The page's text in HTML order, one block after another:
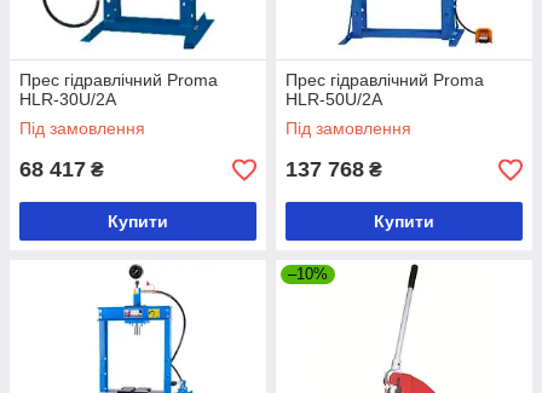
Прес гідравлічний Proma
HLR-30U/2А
Під замовлення
68 417 ₴
Купити
Прес гідравлічний Proma
HLR-50U/2А
Під замовлення
137 768 ₴
Купити
–10%